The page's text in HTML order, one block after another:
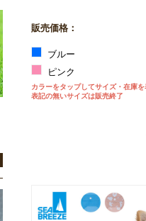
販売価格：
ブルー
ピンク
カラーをタップしてサイズ・在庫を
表記の無いサイズは販売終了